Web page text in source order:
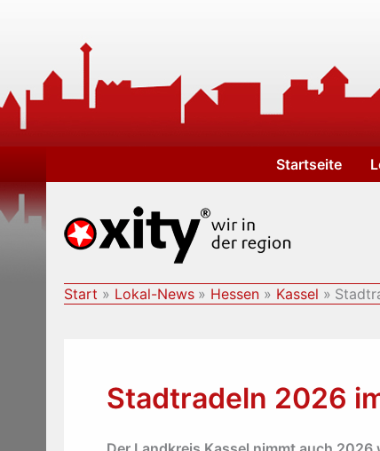
Startseite
Start Lokal-News Hessen Kassel
Stadtradeln 2026